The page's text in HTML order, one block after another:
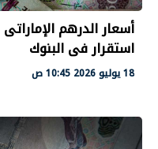
استقرار فى البنوك
18 يوليو 2026 10:45 ص